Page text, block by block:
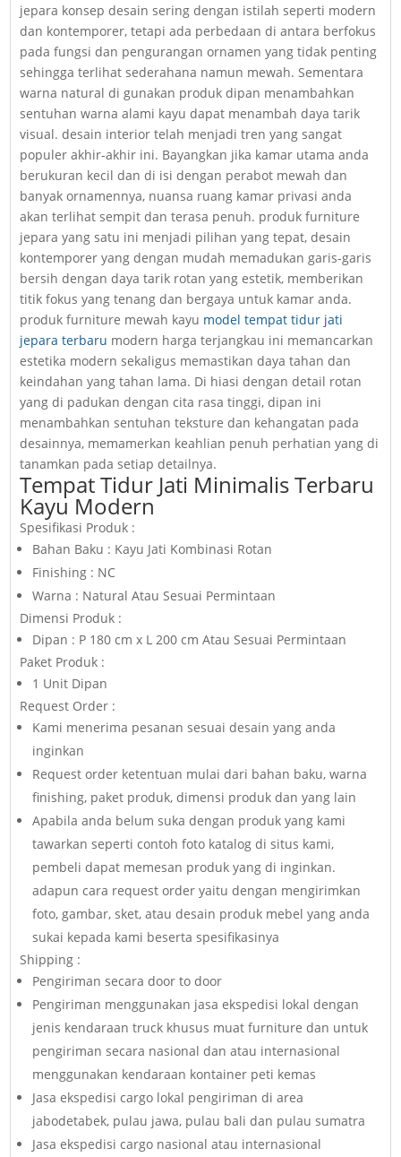
jepara konsep desain sering dengan istilah seperti modern
dan kontemporer, tetapi ada perbedaan di antara berfokus
pada fungsi dan pengurangan ornamen yang tidak penting
sehingga terlihat sederahana namun mewah. Sementara
warna natural di gunakan produk dipan menambahkan
sentuhan warna alami kayu dapat menambah daya tarik
visual. desain interior telah menjadi tren yang sangat
populer akhir-akhir ini. Bayangkan jika kamar utama anda
berukuran kecil dan di isi dengan perabot mewah dan
banyak ornamennya, nuansa ruang kamar privasi anda
akan terlihat sempit dan terasa penuh. produk furniture
jepara yang satu ini menjadi pilihan yang tepat, desain
kontemporer yang dengan mudah memadukan garis-garis
bersih dengan daya tarik rotan yang estetik, memberikan
titik fokus yang tenang dan bergaya untuk kamar anda.
produk furniture mewah kayu model tempat tidur jati
jepara terbaru modern harga terjangkau ini memancarkan
estetika modern sekaligus memastikan daya tahan dan
keindahan yang tahan lama. Di hiasi dengan detail rotan
yang di padukan dengan cita rasa tinggi, dipan ini
menambahkan sentuhan teksture dan kehangatan pada
desainnya, memamerkan keahlian penuh perhatian yang di
tanamkan pada setiap detailnya.
Tempat Tidur Jati Minimalis Terbaru
Kayu Modern
Spesifikasi Produk :
Bahan Baku : Kayu Jati Kombinasi Rotan
Finishing : NC
Warna : Natural Atau Sesuai Permintaan
Dimensi Produk :
Dipan : P 180 cm x L 200 cm Atau Sesuai Permintaan
Paket Produk :
1 Unit Dipan
Request Order :
Kami menerima pesanan sesuai desain yang anda
inginkan
Request order ketentuan mulai dari bahan baku, warna
finishing, paket produk, dimensi produk dan yang lain
Apabila anda belum suka dengan produk yang kami
tawarkan seperti contoh foto katalog di situs kami,
pembeli dapat memesan produk yang di inginkan.
adapun cara request order yaitu dengan mengirimkan
foto, gambar, sket, atau desain produk mebel yang anda
sukai kepada kami beserta spesifikasinya
Shipping :
Pengiriman secara door to door
Pengiriman menggunakan jasa ekspedisi lokal dengan
jenis kendaraan truck khusus muat furniture dan untuk
pengiriman secara nasional dan atau internasional
menggunakan kendaraan kontainer peti kemas
Jasa ekspedisi cargo lokal pengiriman di area
jabodetabek, pulau jawa, pulau bali dan pulau sumatra
Jasa ekspedisi cargo nasional atau internasional